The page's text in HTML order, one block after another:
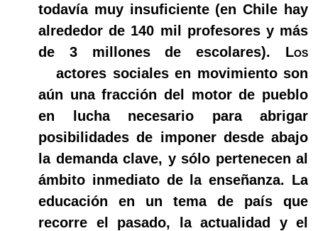
todavía muy insuficiente (en Chile hay
alrededor de 140 mil profesores y más
de 3 millones de escolares). Los
actores sociales en movimiento son
aún una fracción del motor de pueblo
en lucha necesario para abrigar
posibilidades de imponer desde abajo
la demanda clave, y sólo pertenecen al
ámbito inmediato de la enseñanza. La
educación en un tema de país que
recorre el pasado, la actualidad y el